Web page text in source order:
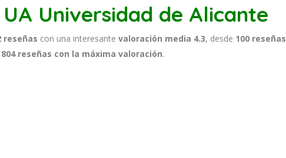
UA Universidad de Alicante
reseñas con una interesante valoración media 4.3, desde 100 reseñas
804 reseñas con la máxima valoración.